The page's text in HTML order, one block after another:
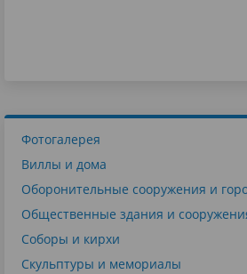
Фотогалерея
Виллы и дома
Оборонительные сооружения и
Общественные здания и
Соборы и кирхи
Скульптуры и мемориалы